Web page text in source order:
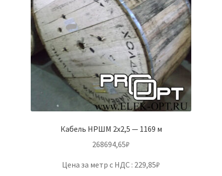
Кабель НРШМ 2х2,5 — 1169 м
268694,65₽
Цена за метр с НДС : 229,85₽